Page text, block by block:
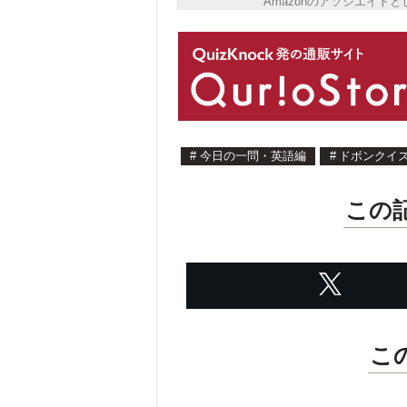
# 今日の一問・英語編 # ドボンクイ
この
こ